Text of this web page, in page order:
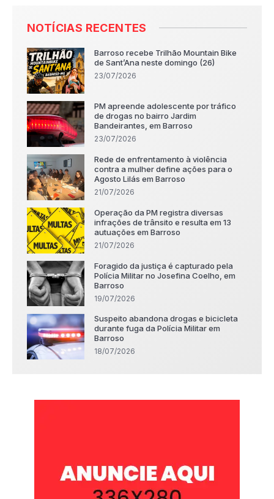
NOTÍCIAS RECENTES
Barroso recebe Trilhão Mountain Bike
de Sant’Ana neste domingo (26)
23/07/2026
PM apreende adolescente por tráfico
de drogas no bairro Jardim
Bandeirantes, em Barroso
23/07/2026
Rede de enfrentamento à violência
contra a mulher define ações para o
Agosto Lilás em Barroso
21/07/2026
Operação da PM registra diversas
infrações de trânsito e resulta em 13
autuações em Barroso
21/07/2026
Foragido da justiça é capturado pela
Polícia Militar no Josefina Coelho, em
Barroso
19/07/2026
Suspeito abandona drogas e bicicleta
durante fuga da Polícia Militar em
Barroso
18/07/2026